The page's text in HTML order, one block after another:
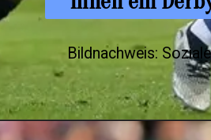
Bildnachweis: